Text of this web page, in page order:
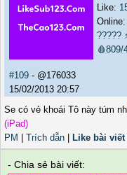
Like:
Online:
?????
🩸809/
#109 - @176033
15/02/2013 20:57
Se có vẻ khoái Tô này túm
(iPad)
PM
Trích dẫn Like bài viết|
- Chia sẻ bài viết: